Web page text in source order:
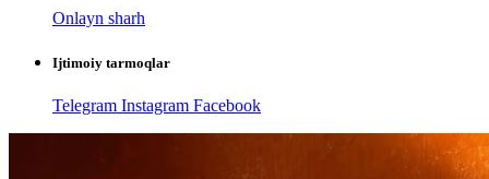
Onlayn sharh
Ijtimoiy tarmoqlar
Telegram Instagram Facebook